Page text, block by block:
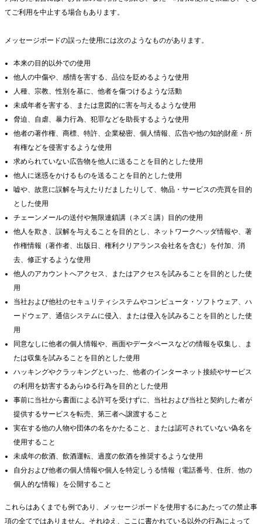
てご利用を中止する場合もあります。
メッセージボードの誤った使用には次のようなものがあります。
本来の目的以外での使用
他人の中傷や、感情を害する、品位を貶めるような使用
人種、宗教、性別を基に、他者を傷つけるような活動
未成年者を害する、または意図的に害を与えるような使用
脅迫、自虐、暴力行為、犯罪などを助長するような使用
他者の著作権、商標、特許、企業秘密、個人情報、広告や他の知的財産・所
有権などを侵害するような使用
求められていない広告物を他人に送ることを目的とした使用
他人に迷惑をかけるものを送ることを目的とした使用
嘘や、故意に誤解を与えたりだましたりして、物品・サービスの売買を目的
とした使用
チェーンメールの送付や無限連鎖講（ネズミ講）目的の使用
他人を欺き、誤解を与えることを目的とし、ネットワークヘッダ情報や、著
作権情報（著作者、出版日、権利クリアランス会社名を含む）を付加、消
去、修正するような使用
他人のアカウントへアクセス、またはアクセスを試みることを目的とした使
用
当社および他社のセキュリティシステムやコンピュータ・ソフトウェア、ハ
ードウェア、通信システムに侵入、または侵入を試みることを目的とした使
用
同意なしに他者の個人情報や、画面やデータベースなどの情報を収集し、ま
たは収集を試みることを目的とした使用
ハッキングやクラッキングといった、他者のインターネット接続やサービス
の利用を妨害するあらゆる行為を目的とした使用
事前に当社から書面による許可を受けずに、当社および当社と契約した者が
提供するサービスを転売、第三者へ譲渡すること
実在する他の人物や団体の名をかたること、または認可されていない偽名を
使用すること
未成年の飲酒、飲酒運転、過度の飲酒を推奨するような使用
自分および他者の個人情報や個人を特定しうる情報（電話番号、住所、他の
個人的な情報）を公開すること
これらはあくまでも例であり、メッセージボードを使用するにあたっての禁止事
項の全てではありません。それゆえ、ここに書かれている以外の行為によって